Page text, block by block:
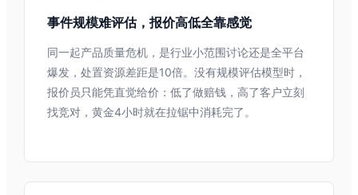
事件规模难评估，报价高低全靠感觉
同一起产品质量危机，是行业小范围讨论还是全平台
爆发，处置资源差距是10倍。没有规模评估模型时，
报价员只能凭直觉给价：低了做赔钱，高了客户立刻
找竞对，黄金4小时就在拉锯中消耗完了。